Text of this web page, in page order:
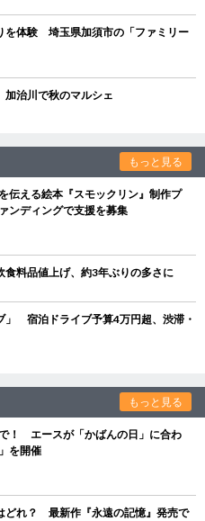
を体験 埼玉県加須市の「ファミリー
加治川で秋のマルシェ
もっと見る
伝える絵本『スモックリン』制作プ
ンディングで支援を募集
料品値上げ、約3年ぶりの多さに
」 宿泊ドライブ予算4万円超、渋滞・
もっと見る
！ エースが「かばんの日」に合わ
を開催
どれ？ 最新作『永遠の記憶』発売で